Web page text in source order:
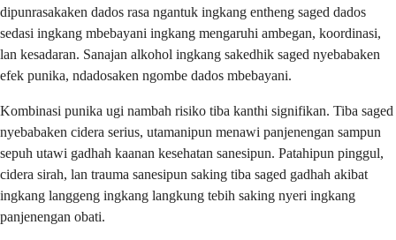
dipunrasakaken dados rasa ngantuk ingkang entheng saged dados
sedasi ingkang mbebayani ingkang mengaruhi ambegan, koordinasi,
lan kesadaran. Sanajan alkohol ingkang sakedhik saged nyebabaken
efek punika, ndadosaken ngombe dados mbebayani.
Kombinasi punika ugi nambah risiko tiba kanthi signifikan. Tiba saged
nyebabaken cidera serius, utamanipun menawi panjenengan sampun
sepuh utawi gadhah kaanan kesehatan sanesipun. Patahipun pinggul,
cidera sirah, lan trauma sanesipun saking tiba saged gadhah akibat
ingkang langgeng ingkang langkung tebih saking nyeri ingkang
panjenengan obati.